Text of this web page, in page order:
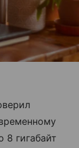
8 гигабайт